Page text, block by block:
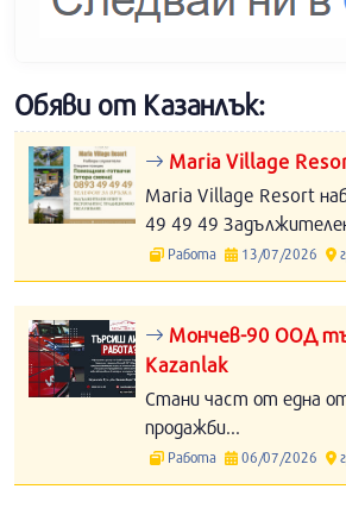
Обяви от Казанлък:
Maria Village
Maria Village Resort
49 49 49
Работа 13/07/2026
Мончев-90 ООД
Kazanlak
Стани част от една от
продажби...
Работа 06/07/2026